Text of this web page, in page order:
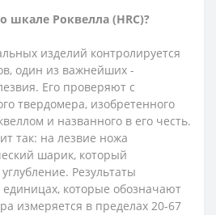
шкале Роквелла (HRC)?
изделий контролируется
один из важнейших -
Его проверяют с
твердомера, изобретенного
и названного в его честь.
так: на лезвие ножа
шарик, который
Результаты
которые обозначают
измеряется в пределах 20-67